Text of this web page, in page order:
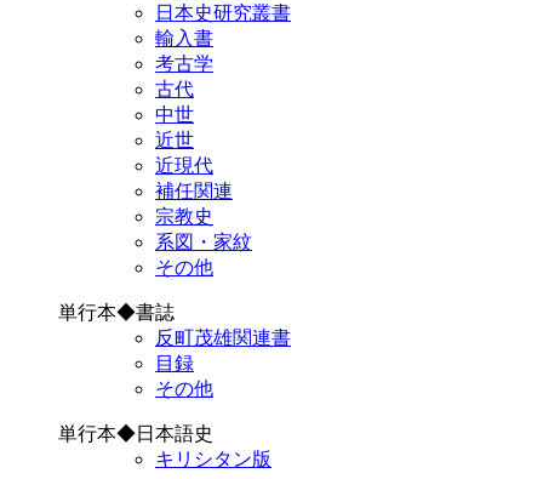
日本史研究叢書
輸入書
考古学
古代
中世
近世
近現代
補任関連
宗教史
系図・家紋
その他
単行本◆書誌
反町茂雄関連書
目録
その他
単行本◆日本語史
キリシタン版